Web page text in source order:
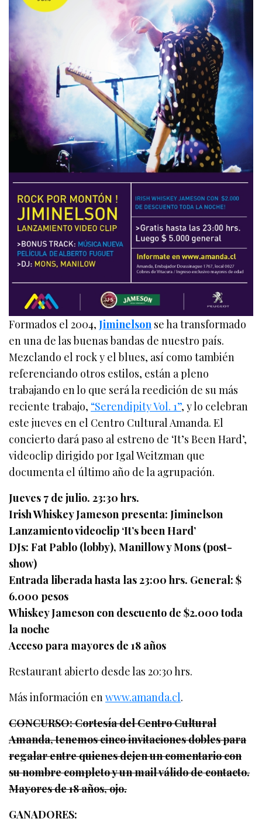
Formados el 2004,Jiminelson se ha transformado
en una de las buenas bandas de nuestro país.
Mezclando el rock y el blues, así como también
referenciando otros estilos, están a pleno
trabajando en lo que será la reedición de su más
reciente trabajo, “Serendipity Vol. 1”, y lo celebran
este jueves en el Centro Cultural Amanda. El
concierto dará paso al estreno de ‘It’s Been Hard’,
videoclip dirigido por Igal Weitzman que
documenta el último año de la agrupación.
Jueves 7 de julio. 23:30 hrs.
Irish Whiskey Jameson presenta: Jiminelson
Lanzamiento videoclip ‘It’s been Hard’
DJs: Fat Pablo (lobby), Manillow y Mons (post-
show)
Entrada liberada hasta las 23:00 hrs. General: $
6.000 pesos
Whiskey Jameson con descuento de $2.000 toda
la noche
Acceso para mayores de 18 años
Restaurant abierto desde las 20:30 hrs.
Más información enwww.amanda.cl.
CONCURSO: Cortesía del Centro Cultural
Amanda, tenemos cinco invitaciones dobles para
regalar entre quienes dejen un comentario con
su nombre completo y un mail válido de contacto.
Mayores de 18 años, ojo.
GANADORES: